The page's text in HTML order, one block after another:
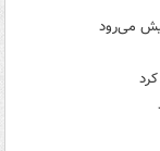
می‌رود